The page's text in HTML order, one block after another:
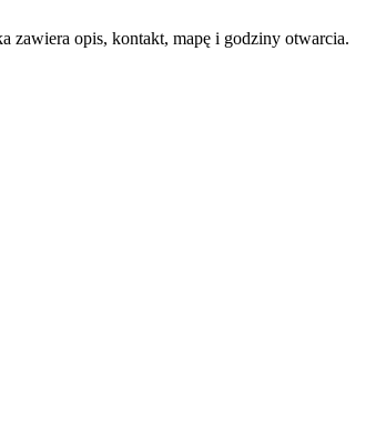
zawiera opis, kontakt, mapę i godziny otwarcia.